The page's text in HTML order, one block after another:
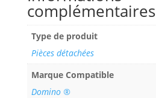
complémentaires
Type de produit
Pièces détachées
Marque Compatible
Domino ®